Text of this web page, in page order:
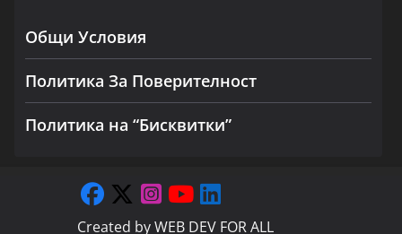
Общи Условия
Политика За Поверителност
Политика на “Бисквитки”
Created byWEB DEV FOR ALL